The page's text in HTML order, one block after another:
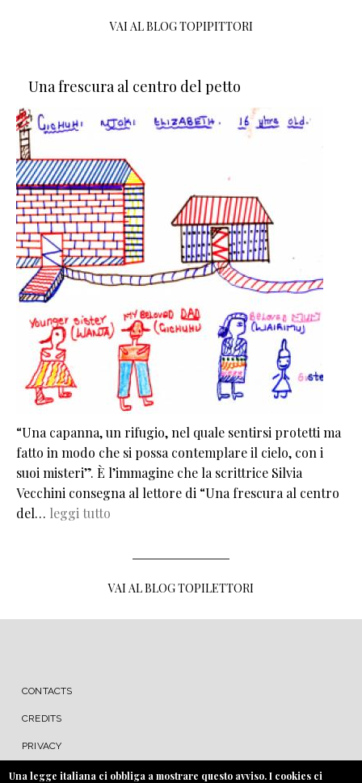
VAI AL BLOG TOPIPITTORI
Una frescura al centro del petto
“Una capanna, un rifugio, nel quale sentirsi protetti ma
fatto in modo che si possa contemplare il cielo, con i
suoi misteri”. È l’immagine che la scrittrice Silvia
Vecchini consegna al lettore di “Una frescura al centro
del… leggi tutto
VAI AL BLOG TOPILETTORI
MENU FOOTER
CONTACTS
CREDITS
PRIVACY
COOKIE
Una legge italiana ci obbliga a mostrare questo avviso. I cookies ci